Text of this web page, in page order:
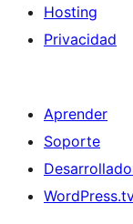
Hosting
Privacidad
Aprender
Soporte